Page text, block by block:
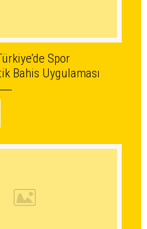
Spor
Bahis Uygulaması